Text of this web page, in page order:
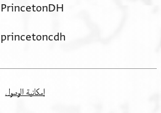
PrincetonDH
princetoncdh
إمكانية الوصول